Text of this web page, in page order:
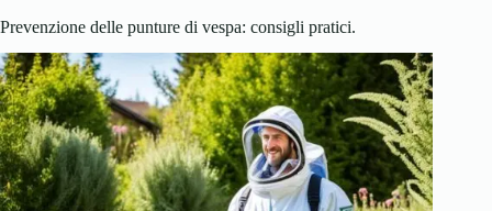
Prevenzione delle punture di vespa: consigli pratici.